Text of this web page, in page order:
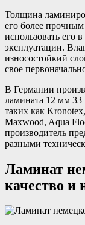
Толщина
его более
использовать его
эксплуатации.
износостойкий
свое
В Германии
ламината 12 мм 33
таких как
Maxwood, Aqua
производитель
разными
Ламинат
качество и